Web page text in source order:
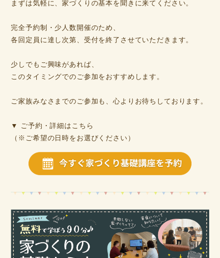
まずは気軽に、家づくりの基本を聞きに来てください。
完全予約制・少人数開催のため、
各回定員に達し次第、受付を終了させていただきます。
少しでもご興味があれば、
このタイミングでのご参加をおすすめします。
ご家族みなさまでのご参加も、心よりお待ちしております。
▼ ご予約・詳細はこちら
（※ご希望の日時をお選びください）